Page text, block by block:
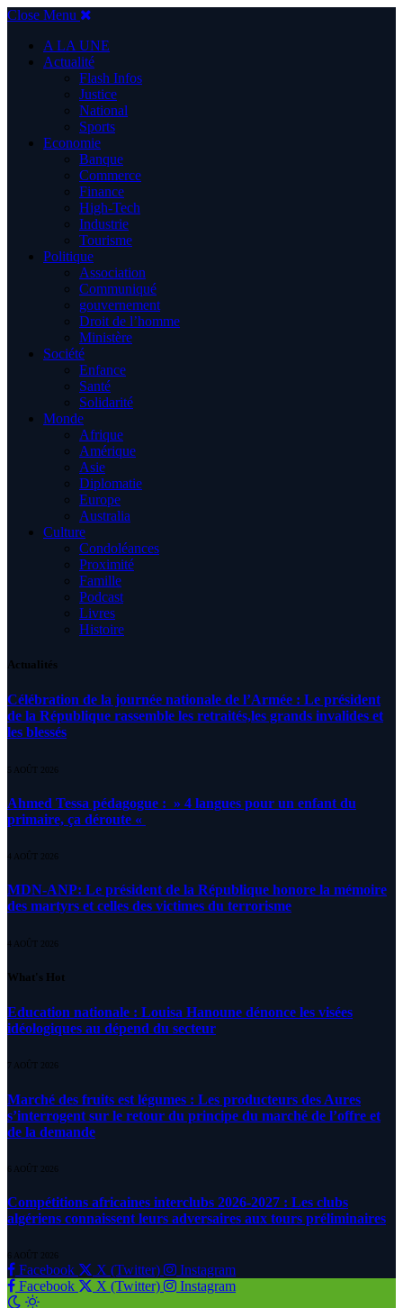
Close Menu
A LA UNE
Actualité
Flash Infos
Justice
National
Sports
Economie
Banque
Commerce
Finance
High-Tech
Industrie
Tourisme
Politique
Association
Communiqué
gouvernement
Droit de l’homme
Ministère
Société
Enfance
Santé
Solidarité
Monde
Afrique
Amérique
Asie
Diplomatie
Europe
Australia
Culture
Condoléances
Proximité
Famille
Podcast
Livres
Histoire
Actualités
Célébration de la journée nationale de l’Armée : Le président
de la République rassemble les retraités,les grands invalides et
les blessés
5 AOÛT 2026
Ahmed Tessa pédagogue : » 4 langues pour un enfant du
primaire, ça déroute «
4 AOÛT 2026
MDN-ANP: Le président de la République honore la mémoire
des martyrs et celles des victimes du terrorisme
4 AOÛT 2026
What's Hot
Education nationale : Louisa Hanoune dénonce les visées
idéologiques au dépend du secteur
7 AOÛT 2026
Marché des fruits est légumes : Les producteurs des Aures
s’interrogent sur le retour du principe du marché de l’offre et
de la demande
6 AOÛT 2026
Compétitions africaines interclubs 2026-2027 : Les clubs
algériens connaissent leurs adversaires aux tours préliminaires
6 AOÛT 2026
Facebook X (Twitter)
Instagram
Facebook
X (Twitter) Instagram